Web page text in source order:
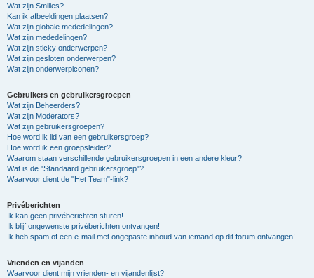
Wat zijn Smilies?
Kan ik afbeeldingen plaatsen?
Wat zijn globale mededelingen?
Wat zijn mededelingen?
Wat zijn sticky onderwerpen?
Wat zijn gesloten onderwerpen?
Wat zijn onderwerpiconen?
Gebruikers en gebruikersgroepen
Wat zijn Beheerders?
Wat zijn Moderators?
Wat zijn gebruikersgroepen?
Hoe word ik lid van een gebruikersgroep?
Hoe word ik een groepsleider?
Waarom staan verschillende gebruikersgroepen in een andere kleur?
Wat is de "Standaard gebruikersgroep"?
Waarvoor dient de "Het Team"-link?
Privéberichten
Ik kan geen privéberichten sturen!
Ik blijf ongewenste privéberichten ontvangen!
Ik heb spam of een e-mail met ongepaste inhoud van iemand op dit forum ontvangen!
Vrienden en vijanden
Waarvoor dient mijn vrienden- en vijandenlijst?